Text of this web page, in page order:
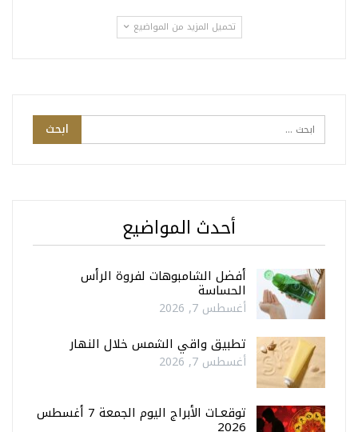
تحميل المزيد من المواضيع
أحدث المواضيع
أفضل الشامبوهات لفروة الرأس
الحساسة
أغسطس 7, 2026
تطبيق واقي الشمس خلال النهار
أغسطس 7, 2026
توقعـات الأبراج اليوم الجمعة 7 أغسطس
2026